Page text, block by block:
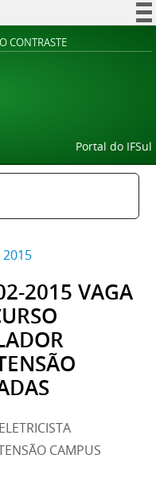
CONTRASTE
Portal do IFSul
2015
2015 VAGA
CAMPUS